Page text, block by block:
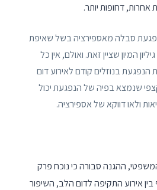
אחרות, דחופות יותר.
סבלה מאספירציה בשל שאיפת
המיון שציין זאת. ואולם, אין כל
הנפגעת בנוזלים קודם לאירוע דום
שנמצא בפיה של הנפגעת יכול
ולאו דווקא של אספירציה.
ההגנה סבורה כי נוכח פרק
אירוע התקיפה לדום הלב, השיפור